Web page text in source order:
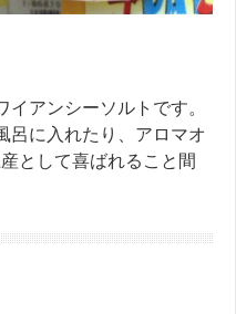
アンシーソルトです。
呂に入れたり、アロマオ
として喜ばれること間